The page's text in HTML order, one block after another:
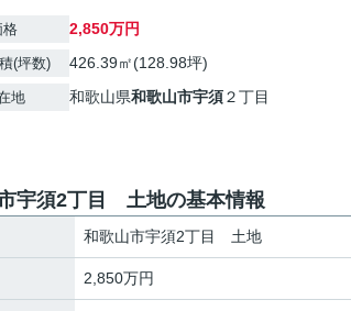
格 2,850万円
(坪数) 426.39㎡(128.98坪)
地 和歌山県和歌山市宇須２丁目
宇須2丁目 土地の基本情報
和歌山市宇須2丁目 土地
2,850万円